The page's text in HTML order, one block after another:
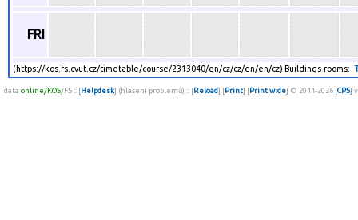
FRI
(https://kos.fs.cvut.cz/timetable/course/2313040/en/cz/cz/en/en/cz) Buildings-rooms:
data online/KOS/FS :: [Helpdesk] (hlášení problémů) :: [Reload] [Print] [Print wide] © 2011-2026 [CPS]